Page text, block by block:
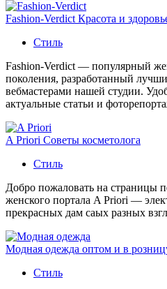
Fashion-Verdict Красота и
Стиль
Fashion-Verdict — популярный
поколения, разработанный
вебмастерами нашей студии.
актуальные статьи и
A Priori Советы косметолога
Стиль
Добро пожаловать на страницы
женского портала A Priori —
прекрасных дам саых разных
Модная одежда оптом и в
Стиль